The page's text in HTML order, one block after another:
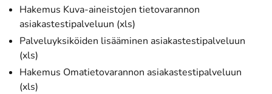
Hakemus Kuva-aineistojen tietovarannon
asiakastestipalveluun (xls)
Palveluyksiköiden lisääminen asiakastestipalveluun
(xls)
Hakemus Omatietovarannon asiakastestipalveluun
(xls)